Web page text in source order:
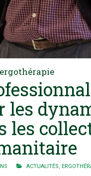
les
ACTUALITÉS,